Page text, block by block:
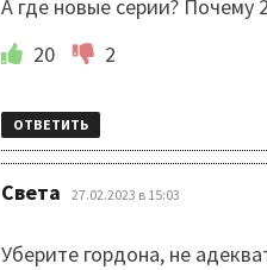
А где новые серии? Почему
20
2
ОТВЕТИТЬ
Света 27.02.2023 в 15:03
Уберите гордона, не